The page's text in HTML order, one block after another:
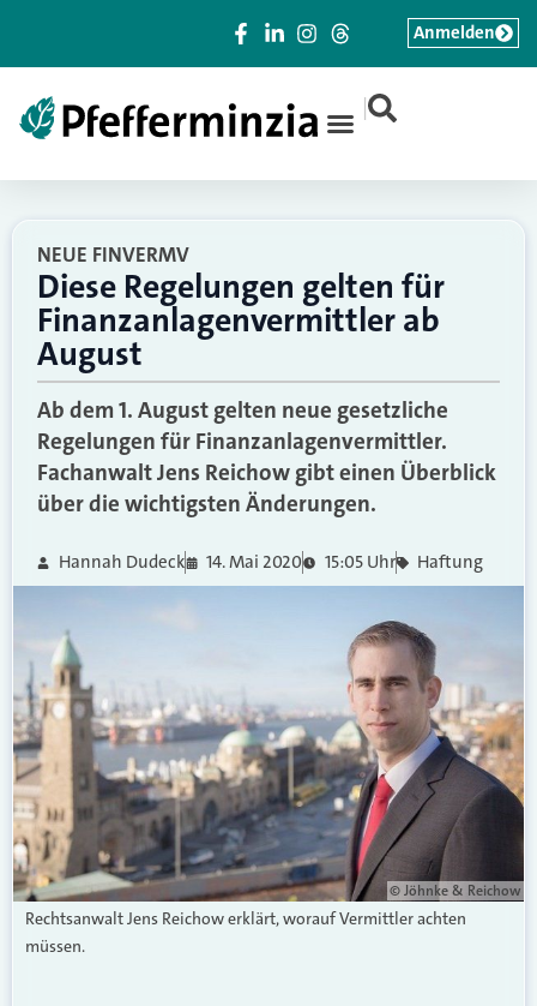
|
Anmelden
NEUE FINVERMV
Diese Regelungen gelten für
Finanzanlagenvermittler ab
August
Ab dem 1. August gelten neue gesetzliche
Regelungen für Finanzanlagenvermittler.
Fachanwalt Jens Reichow gibt einen Überblick
über die wichtigsten Änderungen.
Hannah Dudeck 14. Mai 2020 15:05 Uhr Haftung
© Jöhnke & Reichow
Rechtsanwalt Jens Reichow erklärt, worauf Vermittler achten
müssen.